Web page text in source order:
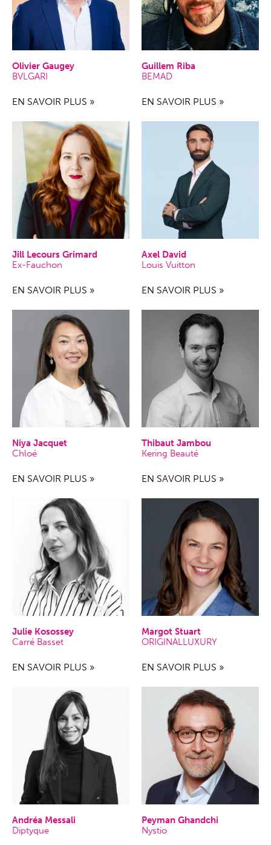
Olivier Gaugey
BVLGARI
EN SAVOIR PLUS »
Guillem Riba
BEMAD
EN SAVOIR PLUS »
Jill Lecours Grimard
Ex-Fauchon
EN SAVOIR PLUS »
Axel David
Louis Vuitton
EN SAVOIR PLUS »
Niya Jacquet
Chloé
EN SAVOIR PLUS »
Thibaut Jambou
Kering Beauté
EN SAVOIR PLUS »
Julie Kosossey
Carré Basset
EN SAVOIR PLUS »
Margot Stuart
ORIGINALLUXURY
EN SAVOIR PLUS »
Andréa Messali
Diptyque
Peyman Ghandchi
Nystio